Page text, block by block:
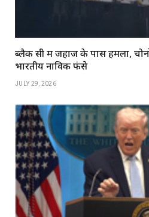
ब्लैक सी में जहाज के पास हमला,
भारतीय नाविक फंसे
JULY 29, 2026